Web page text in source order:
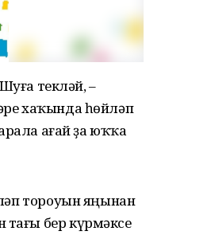
текләй, –
хаҡында һөйләп
ағай ҙа юҡҡа
тороуын яңынан
бер күрмәксе